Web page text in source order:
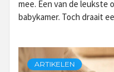
mee. Een van de leukste
babykamer. Toch draait
ARTIKELEN